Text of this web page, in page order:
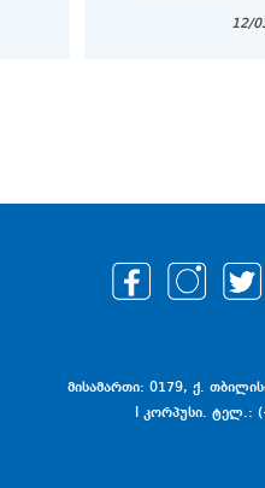
12/
მისამართი: 0179, ქ.
I კორპუსი. ტელ.: